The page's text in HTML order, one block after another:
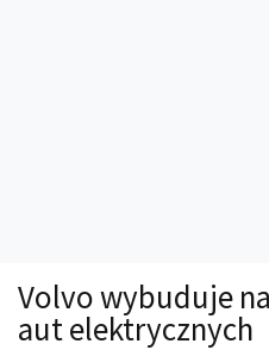
Technika jazdy
Oświetlenie
Volvo wybuduje
aut elektrycznych